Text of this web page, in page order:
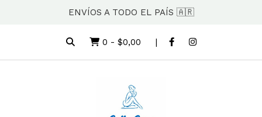
ENVÍOS A TODO EL PAÍS 🇦🇷
0 - $0,00